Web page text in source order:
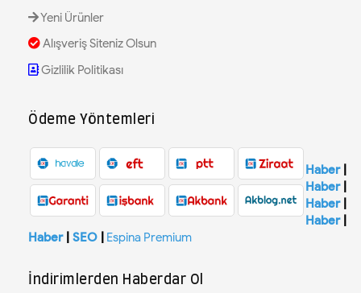
Yeni Ürünler
Alışveriş Siteniz Olsun
Gizlilik Politikası
Ödeme Yöntemleri
Haber|
Haber|
Haber|
Haber|
Haber| SEO Espina Premium
İndirimlerden Haberdar Ol